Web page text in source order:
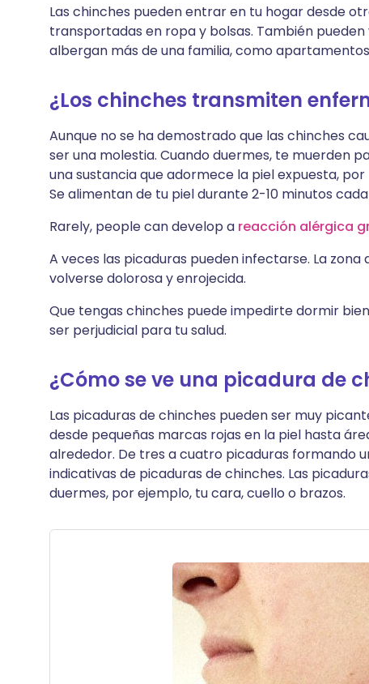
Las chinches pueden entrar en tu hogar desde
transportadas en ropa y bolsas. También
albergan más de una familia, como
¿Los chinches transmiten
Aunque no se ha demostrado que las chinches
ser una molestia. Cuando duermes, te muerden
una sustancia que adormece la piel expuesta,
Se alimentan de tu piel durante 2-10 minutos cada
Rarely, people can develop a reacción alérgica
A veces las picaduras pueden infectarse. La
volverse dolorosa y enrojecida.
Que tengas chinches puede impedirte dormir
ser perjudicial para tu salud.
¿Cómo se ve una picadura de
Las picaduras de chinches pueden ser muy
desde pequeñas marcas rojas en la piel hasta
alrededor. De tres a cuatro picaduras formando
indicativas de picaduras de chinches. Las
duermes, por ejemplo, tu cara, cuello o brazos.